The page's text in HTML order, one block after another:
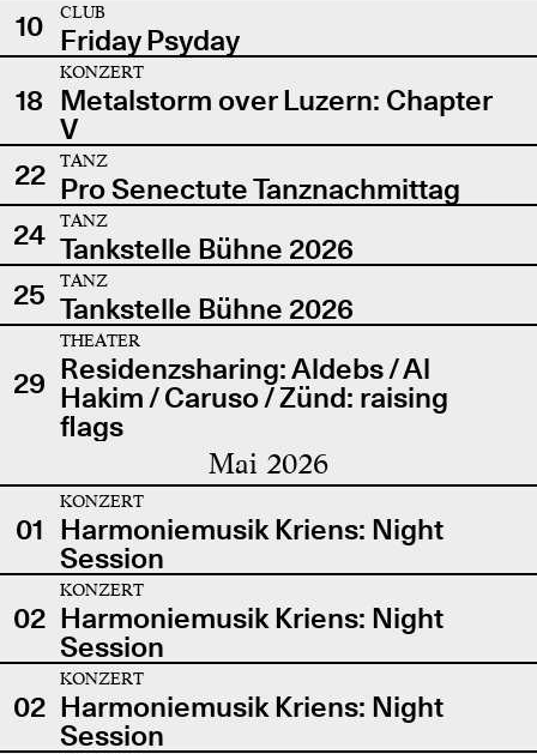
10
CLUB
Friday Psyday
18
KONZERT
Metalstorm over Luzern: Chapter
V
22
TANZ
Pro Senectute Tanznachmittag
24
TANZ
Tankstelle Bühne 2026
25
TANZ
Tankstelle Bühne 2026
29
THEATER
Residenzsharing: Aldebs / Al
Hakim / Caruso / Zünd: raising
flags
Mai 2026
01
KONZERT
Harmoniemusik Kriens: Night
Session
02
KONZERT
Harmoniemusik Kriens: Night
Session
02
KONZERT
Harmoniemusik Kriens: Night
Session